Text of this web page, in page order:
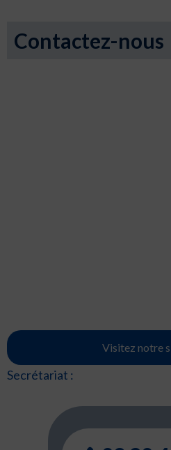
Contactez-nous
Visitez notre
Secrétariat :